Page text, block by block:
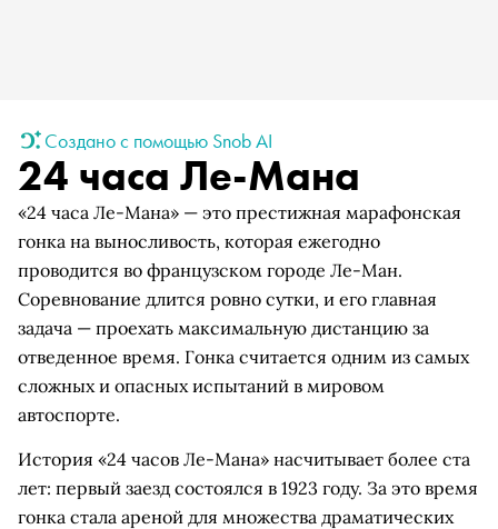
Создано с помощью Snob AI
24 часа Ле-Мана
«24 часа Ле-Мана» — это престижная марафонская
гонка на выносливость, которая ежегодно
проводится во французском городе Ле-Ман.
Соревнование длится ровно сутки, и его главная
задача — проехать максимальную дистанцию за
отведенное время. Гонка считается одним из самых
сложных и опасных испытаний в мировом
автоспорте.
История «24 часов Ле-Мана» насчитывает более ста
лет: первый заезд состоялся в 1923 году. За это время
гонка стала ареной для множества драматических